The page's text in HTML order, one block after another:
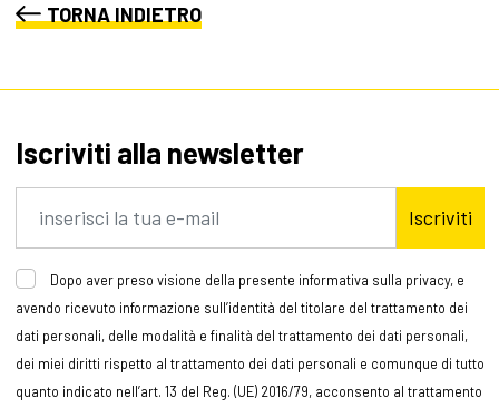
TORNA INDIETRO
Iscriviti alla newsletter
Iscriviti
Dopo aver preso visione della presente informativa sulla privacy, e
avendo ricevuto informazione sull’identità del titolare del trattamento dei
dati personali, delle modalità e finalità del trattamento dei dati personali,
dei miei diritti rispetto al trattamento dei dati personali e comunque di tutto
quanto indicato nell’art. 13 del Reg. (UE) 2016/79, acconsento al trattamento